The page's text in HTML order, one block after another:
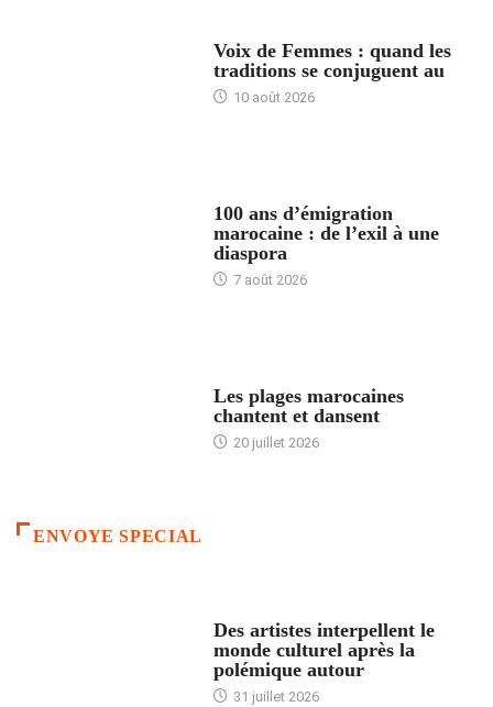
Voix de Femmes : quand les
traditions se conjuguent au
10 août 2026
100 ans d’émigration
marocaine : de l’exil à une
diaspora
7 août 2026
Les plages marocaines
chantent et dansent
20 juillet 2026
ENVOYE SPECIAL
Des artistes interpellent le
monde culturel après la
polémique autour
31 juillet 2026